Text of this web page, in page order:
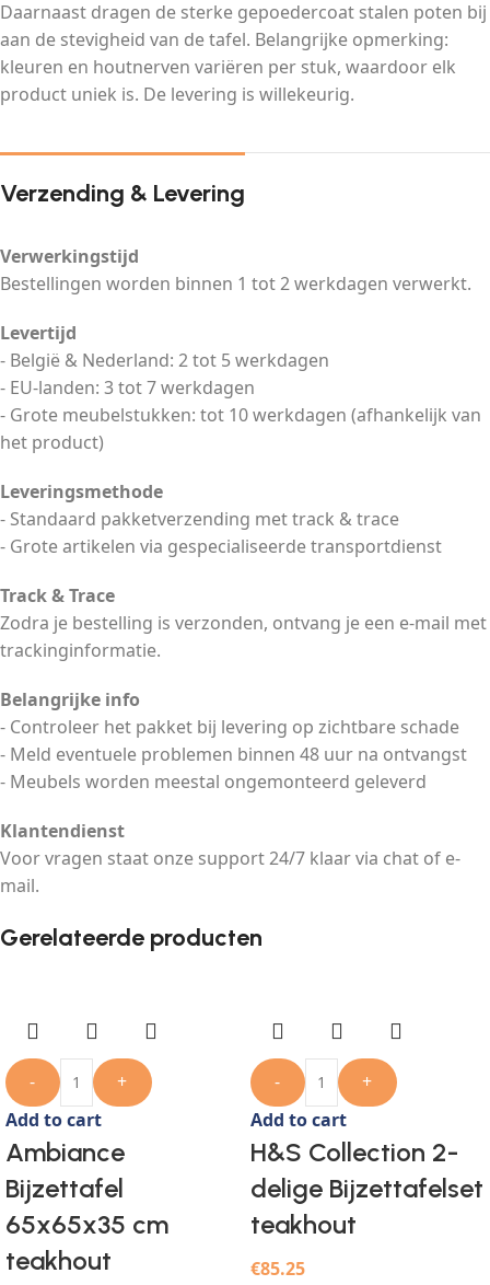
Daarnaast dragen de sterke gepoedercoat stalen poten bij
aan de stevigheid van de tafel. Belangrijke opmerking:
kleuren en houtnerven variëren per stuk, waardoor elk
product uniek is. De levering is willekeurig.
Verzending & Levering
Verwerkingstijd
Bestellingen worden binnen 1 tot 2 werkdagen verwerkt.
Levertijd
- België & Nederland: 2 tot 5 werkdagen
- EU-landen: 3 tot 7 werkdagen
- Grote meubelstukken: tot 10 werkdagen (afhankelijk van
het product)
Leveringsmethode
- Standaard pakketverzending met track & trace
- Grote artikelen via gespecialiseerde transportdienst
Track & Trace
Zodra je bestelling is verzonden, ontvang je een e-mail met
trackinginformatie.
Belangrijke info
- Controleer het pakket bij levering op zichtbare schade
- Meld eventuele problemen binnen 48 uur na ontvangst
- Meubels worden meestal ongemonteerd geleverd
Klantendienst
Voor vragen staat onze support 24/7 klaar via chat of e-
mail.
Gerelateerde producten
-
+
Add to cart
Ambiance
Bijzettafel
65x65x35 cm
teakhout
-
+
Add to cart
H&S Collection 2-
delige Bijzettafelset
teakhout
€85.25